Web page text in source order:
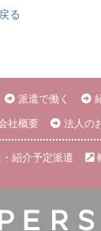
る
派遣で働く
社概要 法人の
紹介予定派遣